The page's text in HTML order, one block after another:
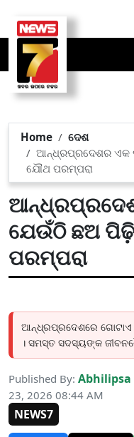
Home
ଦେଶ
ଆନ୍ଧ୍ରପ୍ରଦେଶର ଏକ
ଯୌଥ ପରମ୍ପରା
ଯେଉଁଠି ଛଅ
ପରମ୍ପରା
ଆନ୍ଧ୍ରପ୍ରଦେଶରେ ଗୋଟାଏ
। ସମସ୍ତ ସଦସ୍ୟଙ୍କ
Published By: Abhilipsa
23, 2026 08:44 AM
NEWS7